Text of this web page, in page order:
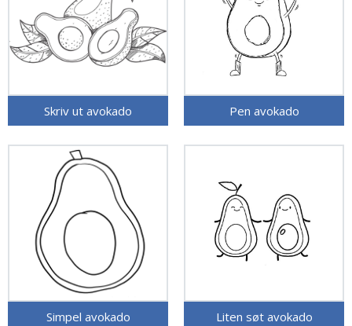
Skriv ut avokado Pen avokado
Simpel avokado Liten søt avokado